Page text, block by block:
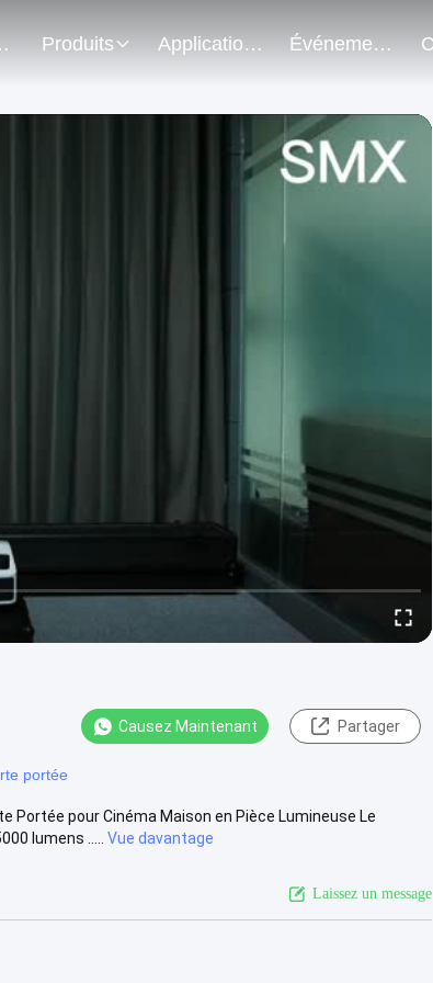
Produits Application Du Projet Événements
Causez Maintenant Partager
portée
Portée pour Cinéma Maison en Pièce Lumineuse Le
lumens .....
Vue davantage
Laissez un message